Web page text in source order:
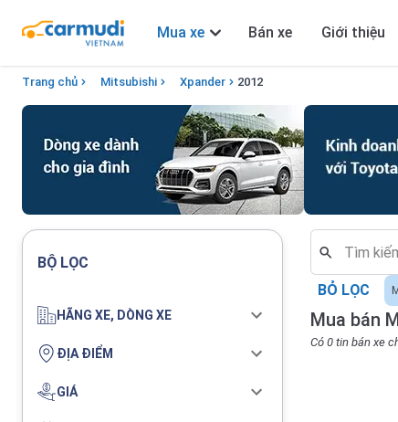
Mua xe Bán xe Giới thiệu
Trang chủ Mitsubishi Xpander 2012
BỘ LỌC
HÃNG XE, DÒNG XE
ĐỊA ĐIỂM
GIÁ
Mua bán
Có 0 tin bán xe
BỎ LỌC